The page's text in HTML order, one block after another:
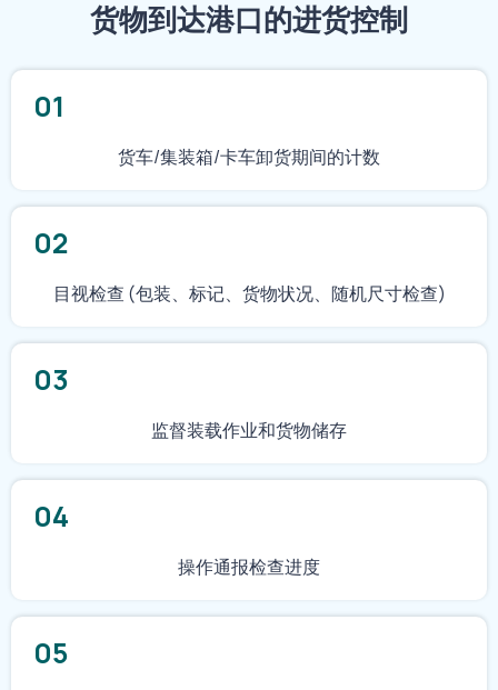
货物到达港口的进货控制
01
货车/集装箱/卡车卸货期间的计数
02
目视检查 (包装、标记、货物状况、随机尺寸检查)
03
监督装载作业和货物储存
04
操作通报检查进度
05